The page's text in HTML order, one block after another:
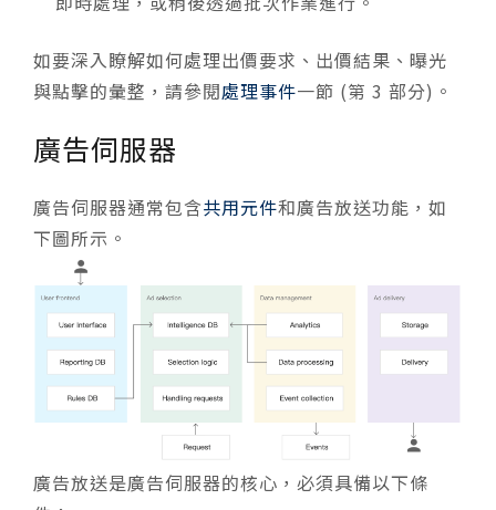
如要深入瞭解如何處理出價要求、出價結果、曝光
與點擊的彙整，請參閱處理事件一節 (第 3 部分)。
廣告伺服器
廣告伺服器通常包含共用元件和廣告放送功能，如
下圖所示。
廣告放送是廣告伺服器的核心，必須具備以下條